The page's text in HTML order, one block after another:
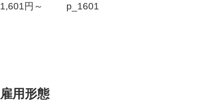
1,601円～ p_1601
雇用形態